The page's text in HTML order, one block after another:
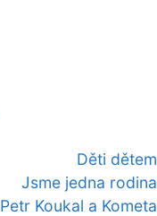
Děti dětem
Jsme jedna rodina
Petr Koukal a Kometa